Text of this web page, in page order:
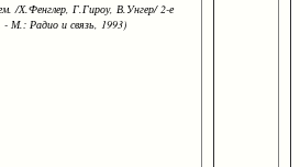
/Х.Фенглер, Г.Гироу, В.Унгер/ 2-е
- М.: Радио и связь, 1993)